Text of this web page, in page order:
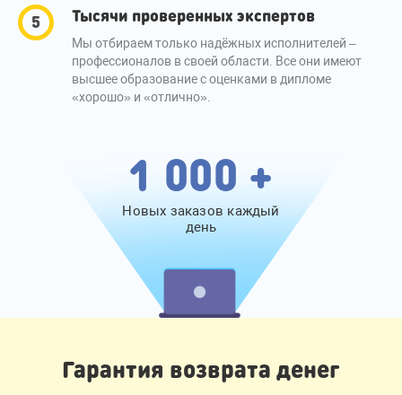
Тысячи проверенных экспертов
Мы отбираем только надёжных исполнителей –
профессионалов в своей области. Все они имеют
высшее образование с оценками в дипломе
«хорошо» и «отлично».
1 000 +
Новых заказов каждый
день
Гарантия возврата денег